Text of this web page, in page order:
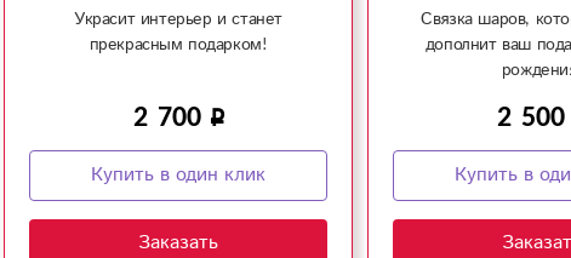
Украсит интерьер и станет
прекрасным подарком!
2 700
Купить в один клик
Заказать
Связка шаров,
дополнит ваш
2 500
Купить в